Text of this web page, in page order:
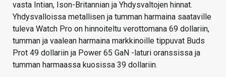
vasta Intian, Ison-Britannian ja Yhdysvaltojen hinnat.
Yhdysvalloissa metallisen ja tumman harmaina saataville
tuleva Watch Pro on hinnoiteltu verottomana 69 dollariin,
tumman ja vaalean harmaina markkinoille tippuvat Buds
Prot 49 dollariin ja Power 65 GaN -laturi oranssissa ja
tumman harmaassa kuosissa 39 dollariin.